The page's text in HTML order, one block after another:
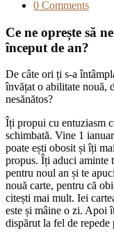
0 Comments
Ce ne oprește să
început de an?
De câte ori ți s-a
învățat o abilitate nouă,
nesănătos?
Îți propui cu entuziasm
schimbată. Vine 1
poate ești obosit și îți
propus. Îți aduci aminte
pentru noul an și te
nouă carte, pentru că
citești mai mult. Iei
este și mâine o zi. Apoi
dispărut la fel de repede